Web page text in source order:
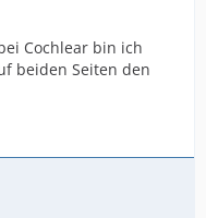
Cochlear bin ich
beiden Seiten den